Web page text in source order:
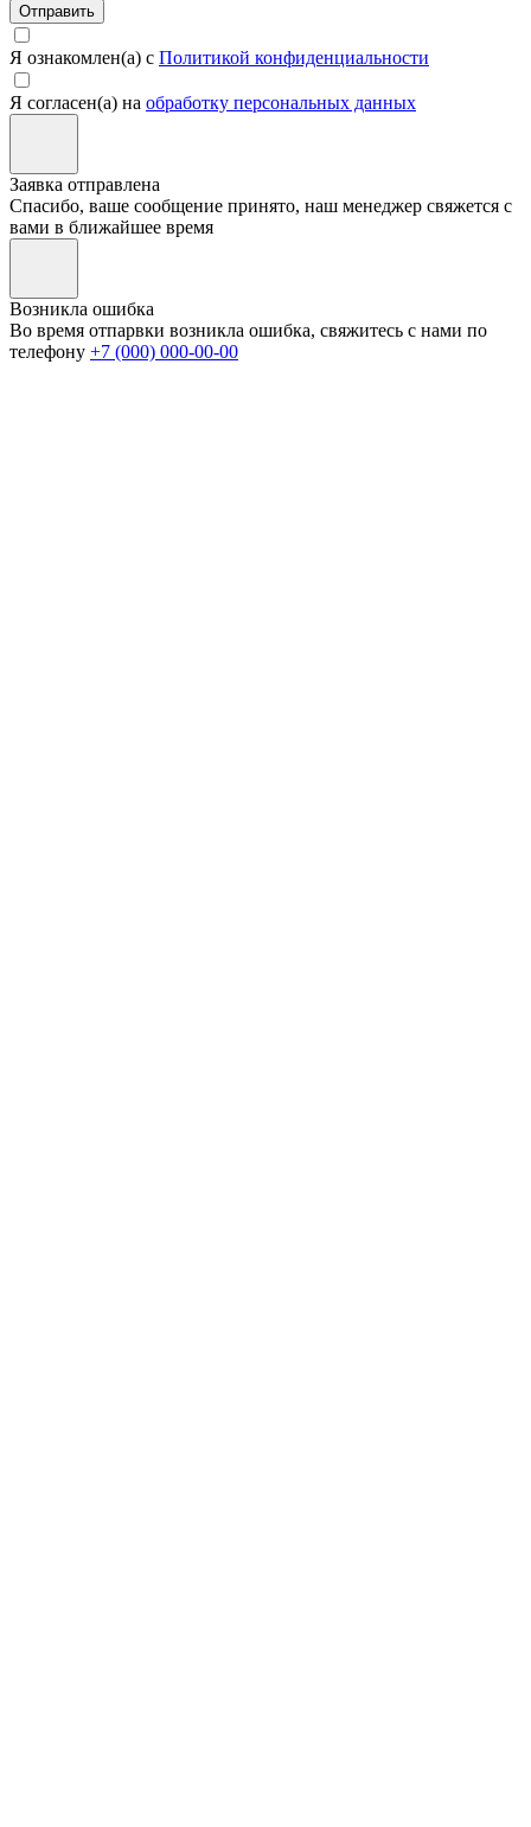
Отправить
Я ознакомлен(а) с Политикой конфиденциальности
Я согласен(а) на обработку персональных данных
Заявка отправлена
Спасибо, ваше сообщение принято, наш менеджер свяжется с
вами в ближайшее время
Возникла ошибка
Во время отпарвки возникла ошибка, свяжитесь с нами по
телефону +7 (000) 000-00-00